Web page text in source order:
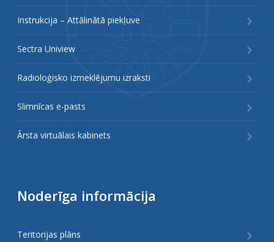
Instrukcija – Attālinātā piekļuve
Sectra Uniview
Radioloģisko izmeklējumu izraksti
Slimnīcas e-pasts
Ārsta virtuālais kabinets
Noderīga informācija
Teritorijas plāns